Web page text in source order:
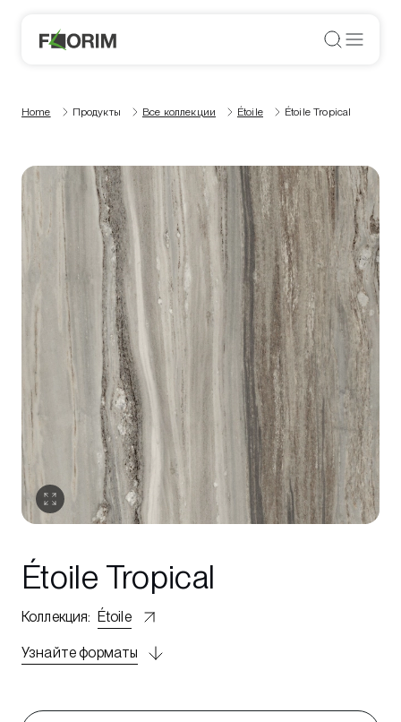
Home Продукты Все коллекции Étoile Étoile Tropical
Étoile Tropical
Коллекция: Étoile
Узнайте форматы